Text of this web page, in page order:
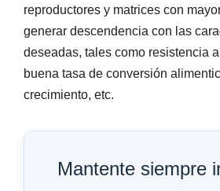
reproductores y matrices con
generar descendencia con las
deseadas, tales como resistencia
buena tasa de conversión
crecimiento, etc.
Mantente siempre